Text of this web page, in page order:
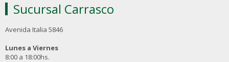
Sucursal Carrasco
Avenida Italia 5846
Lunes a Viernes
8:00 a 18:00hs.